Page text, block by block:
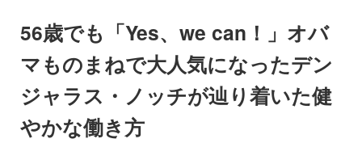
56歳でも「Yes、we can！」オバ
マものまねで大人気になったデン
ジャラス・ノッチが辿り着いた健
やかな働き方